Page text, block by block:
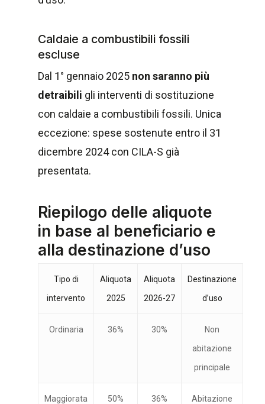
Caldaie a combustibili fossili
escluse
Dal 1° gennaio 2025 non saranno più
detraibili gli interventi di sostituzione
con caldaie a combustibili fossili. Unica
eccezione: spese sostenute entro il 31
dicembre 2024 con CILA-S già
presentata.
Riepilogo delle aliquote
in base al beneficiario e
alla destinazione d’uso
Tipo di
intervento
Aliquota
2025
Aliquota
2026-27
Destinazione
d’uso
Ordinaria 36% 30%
Non
abitazione
principale
Maggiorata 50% 36%
Abitazione